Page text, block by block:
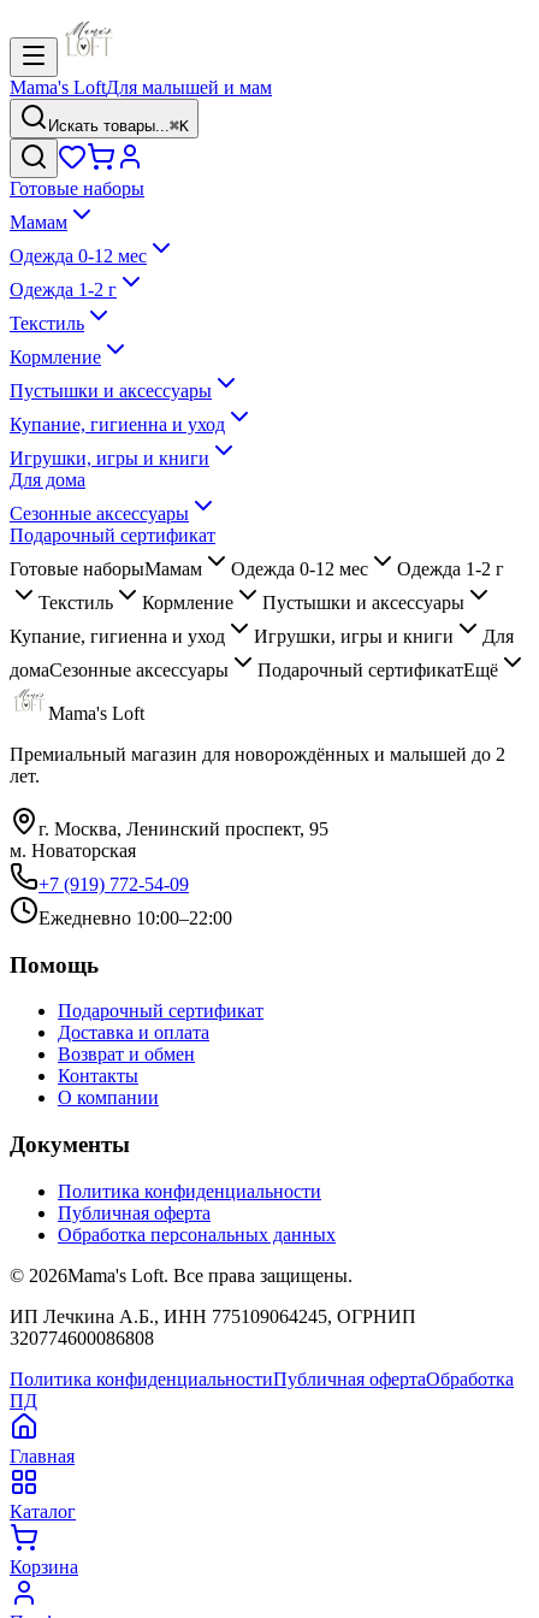
Mama's LoftДля малышей и мам
Искать товары...⌘K
Готовые наборы
Мамам
Одежда 0-12 мес
Одежда 1-2 г
Текстиль
Кормление
Пустышки и аксессуары
Купание, гигиенна и уход
Игрушки, игры и книги
Для дома
Сезонные аксессуары
Подарочный сертификат
Готовые наборыМамам Одежда 0-12 мес
Одежда 1-2 г
Текстиль
Кормление
Пустышки и аксессуары
Купание, гигиенна и уход
Игрушки, игры и книги
Для
домаСезонные аксессуары Подарочный сертификатЕщё
Mama's Loft
Премиальный магазин для новорождённых и малышей до 2
лет.
г. Москва, Ленинский проспект, 95
м. Новаторская
+7 (919) 772-54-09
Ежедневно 10:00–22:00
Помощь
Подарочный сертификат
Доставка и оплата
Возврат и обмен
Контакты
О компании
Документы
Политика конфиденциальности
Публичная оферта
Обработка персональных данных
© 2026Mama's Loft. Все права защищены.
ИП Лечкина А.Б., ИНН 775109064245, ОГРНИП
320774600086808
Политика конфиденциальностиПубличная офертаОбработка
ПД
Главная
Каталог
Корзина